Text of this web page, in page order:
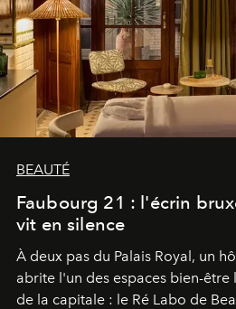
BEAUTÉ
Faubourg 21 : l'écrin
vit en silence
À deux pas du Palais Royal, un
abrite l'un des espaces bien-être
de la capitale : le Ré Labo de